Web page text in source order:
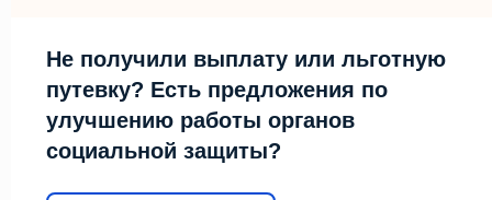
Не получили выплату или льготную
путевку? Есть предложения по
улучшению работы органов
социальной защиты?